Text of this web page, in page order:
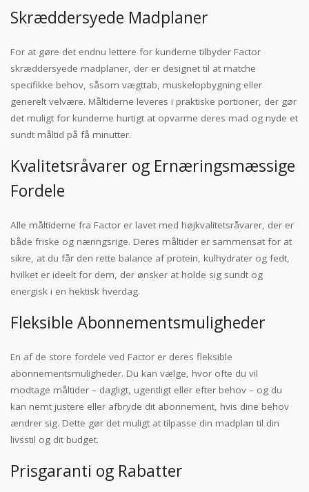
Skræddersyede Madplaner
For at gøre det endnu lettere for kunderne tilbyder Factor
skræddersyede madplaner, der er designet til at matche
specifikke behov, såsom vægttab, muskelopbygning eller
generelt velvære. Måltiderne leveres i praktiske portioner, der gør
det muligt for kunderne hurtigt at opvarme deres mad og nyde et
sundt måltid på få minutter.
Kvalitetsråvarer og Ernæringsmæssige
Fordele
Alle måltiderne fra Factor er lavet med højkvalitetsråvarer, der er
både friske og næringsrige. Deres måltider er sammensat for at
sikre, at du får den rette balance af protein, kulhydrater og fedt,
hvilket er ideelt for dem, der ønsker at holde sig sundt og
energisk i en hektisk hverdag.
Fleksible Abonnementsmuligheder
En af de store fordele ved Factor er deres fleksible
abonnementsmuligheder. Du kan vælge, hvor ofte du vil
modtage måltider – dagligt, ugentligt eller efter behov – og du
kan nemt justere eller afbryde dit abonnement, hvis dine behov
ændrer sig. Dette gør det muligt at tilpasse din madplan til din
livsstil og dit budget.
Prisgaranti og Rabatter